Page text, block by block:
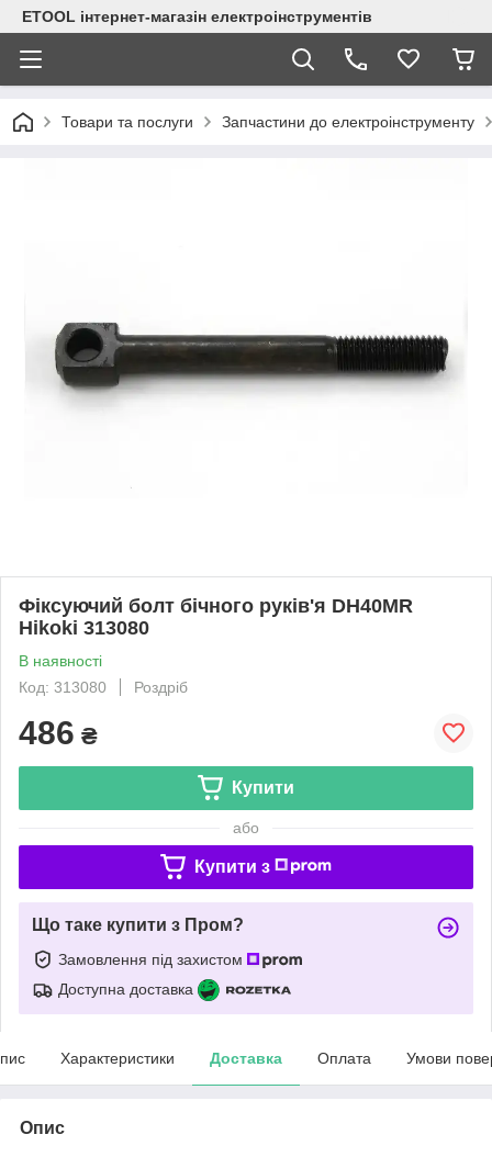
ETOOL інтернет-магазін електроінструментів
Товари та послуги Запчастини до електроінструменту
Фіксуючий болт бічного руків'я DH40MR
Hikoki 313080
В наявності
Код: 313080
Роздріб
486 ₴
Купити
або
Купити з
Що таке купити з Пром?
Замовлення під захистом
Доступна доставка
Характеристики Доставка Оплата Умови
Опис